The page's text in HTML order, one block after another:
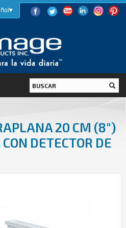
20 CM (8")
DETECTOR DE